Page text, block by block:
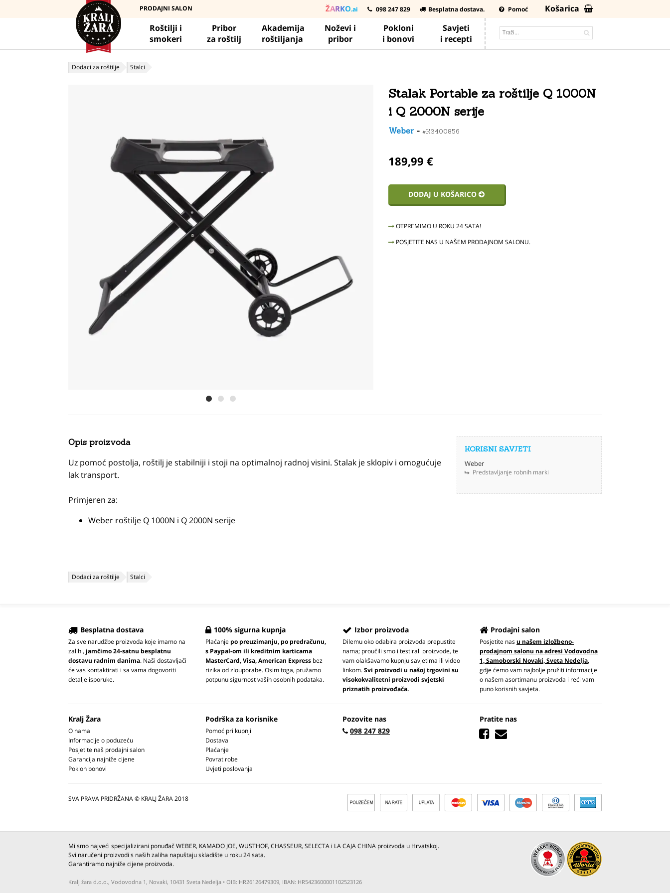
PRODAJNI SALON ŽARKO.ai 098 247 829 Besplatna dostava. Pomoć
Košarica
Roštilji i
smokeri
Pribor
za roštilj
Akademija
roštiljanja
Noževi i
pribor
Pokloni
i bonovi
Savjeti
i recepti
Dodaci za roštilje Stalci
Stalak Portable za roštilje Q 1000N
i Q 2000N serije
Weber- #K3400856
189,99 €
DODAJ U KOŠARICO
OTPREMIMO U ROKU 24 SATA!
POSJETITE NAS U NAŠEM PRODAJNOM SALONU.
Opis proizvoda
Uz pomoć postolja, roštilj je stabilniji i stoji na optimalnoj radnoj visini. Stalak je sklopiv i omogućuje
lak transport.
Primjeren za:
Weber roštilje Q 1000N i Q 2000N serije
KORISNI SAVJETI
Weber
Predstavljanje robnih marki
Dodaci za roštilje Stalci
Besplatna dostava
Za sve narudžbe proizvoda koje imamo na
zalihi, jamčimo 24-satnu besplatnu
dostavu radnim danima. Naši dostavljači
će vas kontaktirati i sa vama dogovoriti
detalje isporuke.
100% sigurna kupnja
Plaćanje po preuzimanju, po predračunu,
s Paypal-om ili kreditnim karticama
MasterCard, Visa, American Express bez
rizika od zlouporabe. Osim toga, pružamo
potpunu sigurnost vaših osobnih podataka.
Izbor proizvoda
Dilemu oko odabira proizvoda prepustite
nama; proučili smo i testirali proizvode, te
vam olakšavamo kupnju savjetima ili video
linkom.Svi proizvodi u našoj trgovini su
visokokvalitetni proizvodi svjetski
priznatih proizvođača.
Prodajni salon
Posjetite nasu našem izložbeno-
prodajnom salonu na adresi Vodovodna
1, Samoborski Novaki, Sveta Nedelja,
gdje ćemo vam najbolje pružiti informacije
o našem asortimanu proizvoda i reći vam
puno korisnih savjeta.
Kralj Žara
O nama
Informacije o poduzeću
Posjetite naš prodajni salon
Garancija najniže cijene
Poklon bonovi
Podrška za korisnike
Pomoć pri kupnji
Dostava
Plaćanje
Povrat robe
Uvjeti poslovanja
Pozovite nas
098 247 829
Pratite nas
SVA PRAVA PRIDRŽANA © KRALJ ŽARA 2018
Mi smo najveći specijalizirani ponuđač WEBER, KAMADO JOE, WUSTHOF, CHASSEUR, SELECTA i LA CAJA CHINA proizvoda u Hrvatskoj.
Svi naručeni proizvodi s naših zaliha napuštaju skladište u roku 24 sata.
Garantiramo najniže cijene proizvoda.
Kralj žara d.o.o., Vodovodna 1, Novaki, 10431 Sveta Nedelja • OIB: HR26126479309, IBAN: HR5423600001102523126